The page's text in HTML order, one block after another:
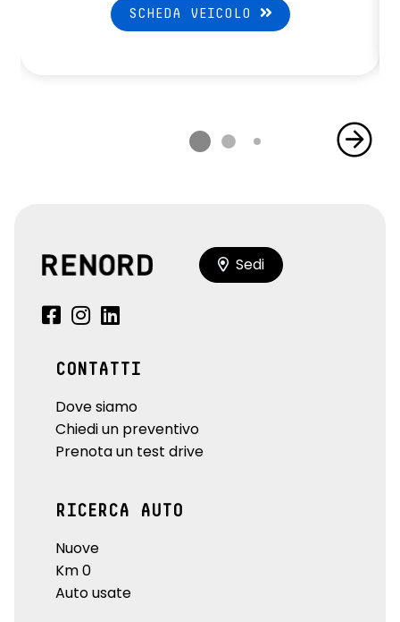
SCHEDA VEICOLO
Sedi
CONTATTI
Dove siamo
Chiedi un preventivo
Prenota un test drive
RICERCA AUTO
Nuove
Km 0
Auto usate